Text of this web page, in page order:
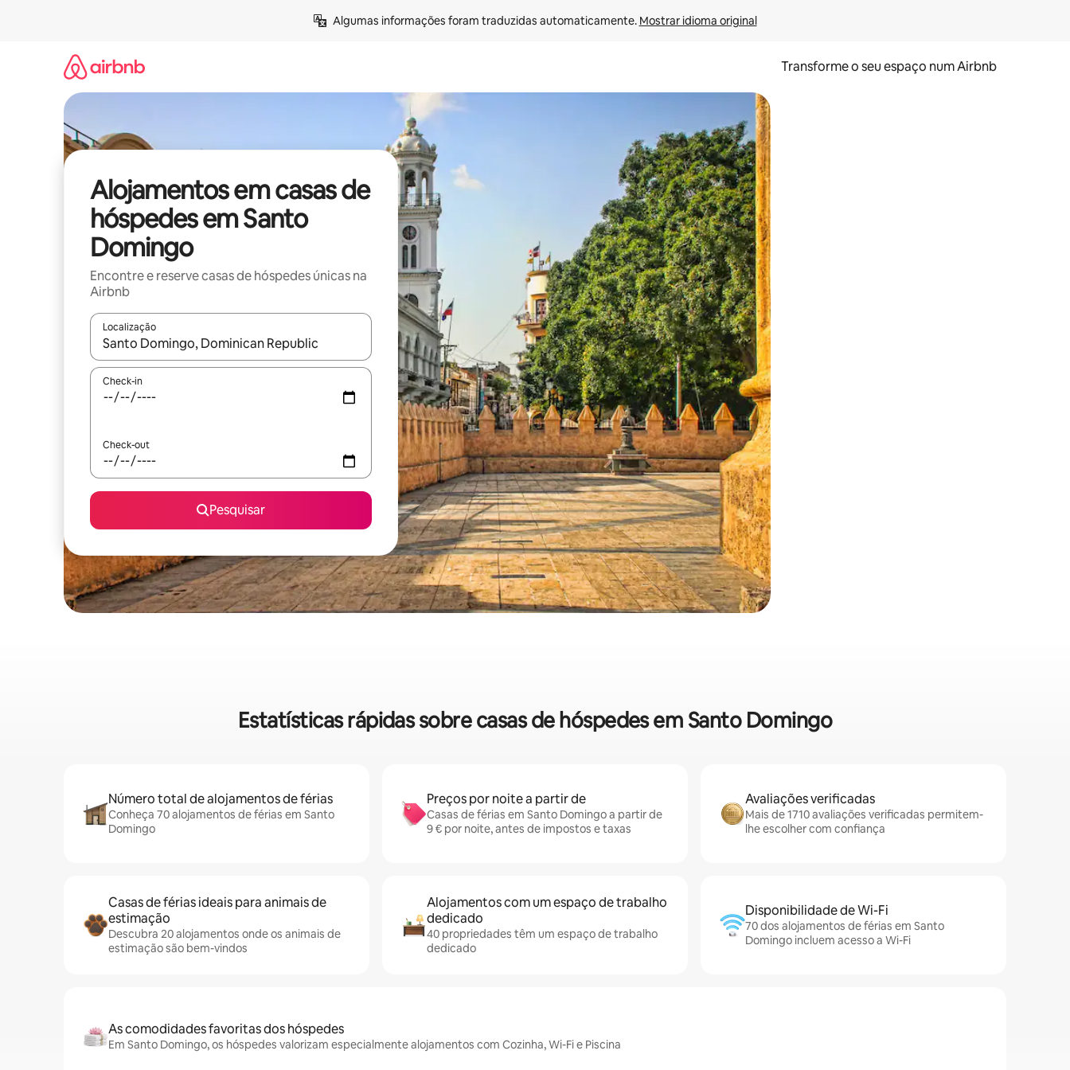
Algumas informações foram traduzidas automaticamente. Mostrar idioma original
Transforme o seu espaço num Airbnb
Alojamentos em casas de
hóspedes em Santo
Domingo
Encontre e reserve casas de hóspedes únicas na
Airbnb
Localização
Quando os resultados estiverem disponíveis, navegue com as teclas de seta para cima e para baixo ou explore com gestos de toque ou deslize.
Check-in
Check-out
Pesquisar
Estatísticas rápidas sobre casas de hóspedes em Santo Domingo
Número total de alojamentos de férias
Conheça 70 alojamentos de férias em Santo
Domingo
Preços por noite a partir de
Casas de férias em Santo Domingo a partir de
9 € por noite, antes de impostos e taxas
Avaliações verificadas
Mais de 1710 avaliações verificadas permitem-
lhe escolher com confiança
Casas de férias ideais para animais de
estimação
Descubra 20 alojamentos onde os animais de
estimação são bem-vindos
Alojamentos com um espaço de trabalho
dedicado
40 propriedades têm um espaço de trabalho
dedicado
Disponibilidade de Wi-Fi
70 dos alojamentos de férias em Santo
Domingo incluem acesso a Wi-Fi
As comodidades favoritas dos hóspedes
Em Santo Domingo, os hóspedes valorizam especialmente alojamentos com Cozinha, Wi-Fi e Piscina